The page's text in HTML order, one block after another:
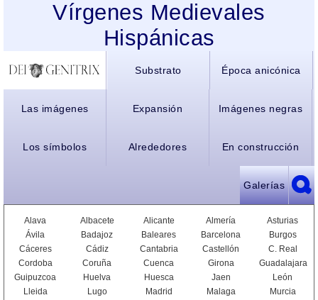
Vírgenes Medievales
Hispánicas
Substrato Época anicónica
Las imágenes Expansión Imágenes negras
Los símbolos Alrededores En construcción
Galerías
Alava Albacete Alicante Almería
Asturias
Ávila
Badajoz Baleares Barcelona
Burgos
Cáceres
Cádiz Cantabria Castellón
C. Real
Cordoba
Coruña Cuenca Girona
Guadalajara
Guipuzcoa
Huelva Huesca Jaen
León
Lleida
Lugo Madrid Malaga
Murcia